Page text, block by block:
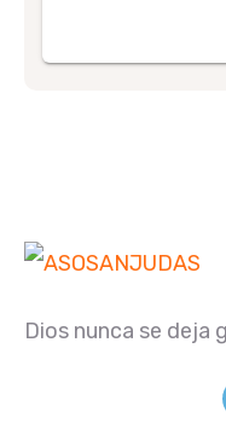
Dios nunca se deja